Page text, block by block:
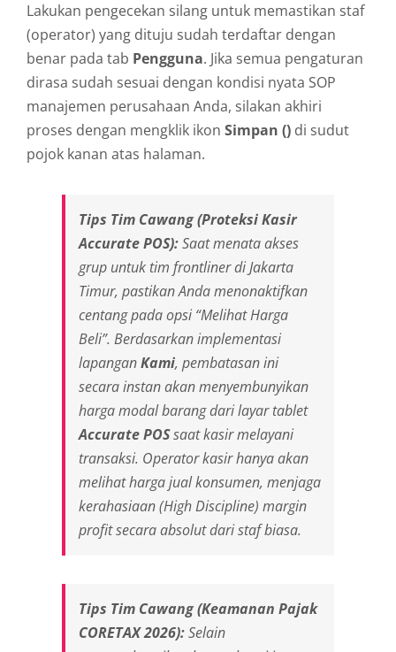
Lakukan pengecekan silang untuk memastikan staf
(operator) yang dituju sudah terdaftar dengan
benar pada tab Pengguna. Jika semua pengaturan
dirasa sudah sesuai dengan kondisi nyata SOP
manajemen perusahaan Anda, silakan akhiri
proses dengan mengklik ikon Simpan () di sudut
pojok kanan atas halaman.
Tips Tim Cawang (Proteksi Kasir
Accurate POS):Saat menata akses
grup untuk tim frontliner di Jakarta
Timur, pastikan Anda menonaktifkan
centang pada opsi “Melihat Harga
Beli”. Berdasarkan implementasi
lapanganKami, pembatasan ini
secara instan akan menyembunyikan
harga modal barang dari layar tablet
Accurate POSsaat kasir melayani
transaksi. Operator kasir hanya akan
melihat harga jual konsumen, menjaga
kerahasiaan (High Discipline) margin
profit secara absolut dari staf biasa.
Tips Tim Cawang (Keamanan Pajak
CORETAX 2026):Selain